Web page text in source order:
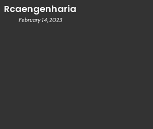
Rcaengenharia
February 14, 2023